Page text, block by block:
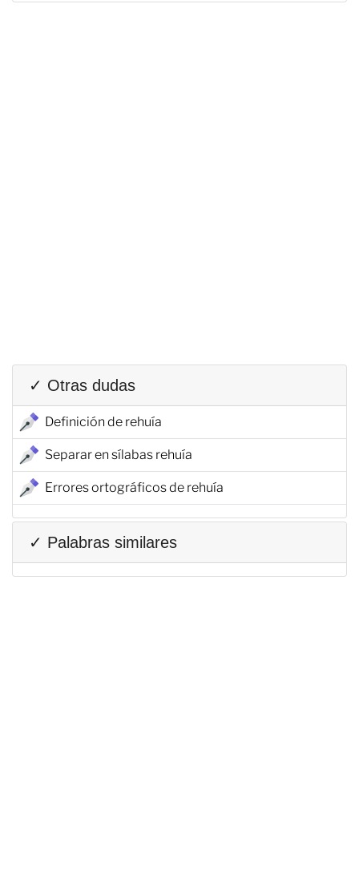
✓ Otras dudas
Definición de rehuía
Separar en sílabas rehuía
Errores ortográficos de rehuía
✓ Palabras similares